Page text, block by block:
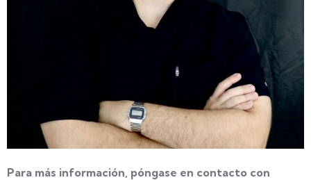
Para más información, póngase en contacto con